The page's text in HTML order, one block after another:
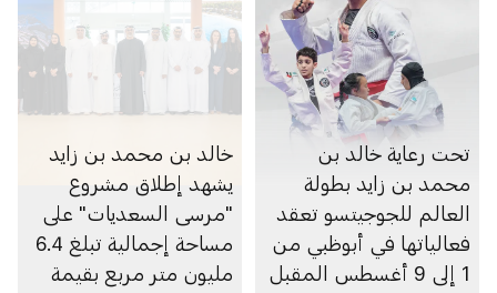
تحت رعاية خالد بن
محمد بن زايد بطولة
العالم للجوجيتسو تعقد
فعالياتها في أبوظبي من
1 إلى 9 أغسطس المقبل
خالد بن محمد بن زايد
يشهد إطلاق مشروع
"مرسى السعديات" على
مساحة إجمالية تبلغ 6.4
مليون متر مربع بقيمة